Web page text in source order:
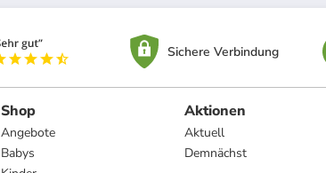
Sichere Verbindung
Shop
Angebote
Babys
Aktionen
Aktuell
Demnächst